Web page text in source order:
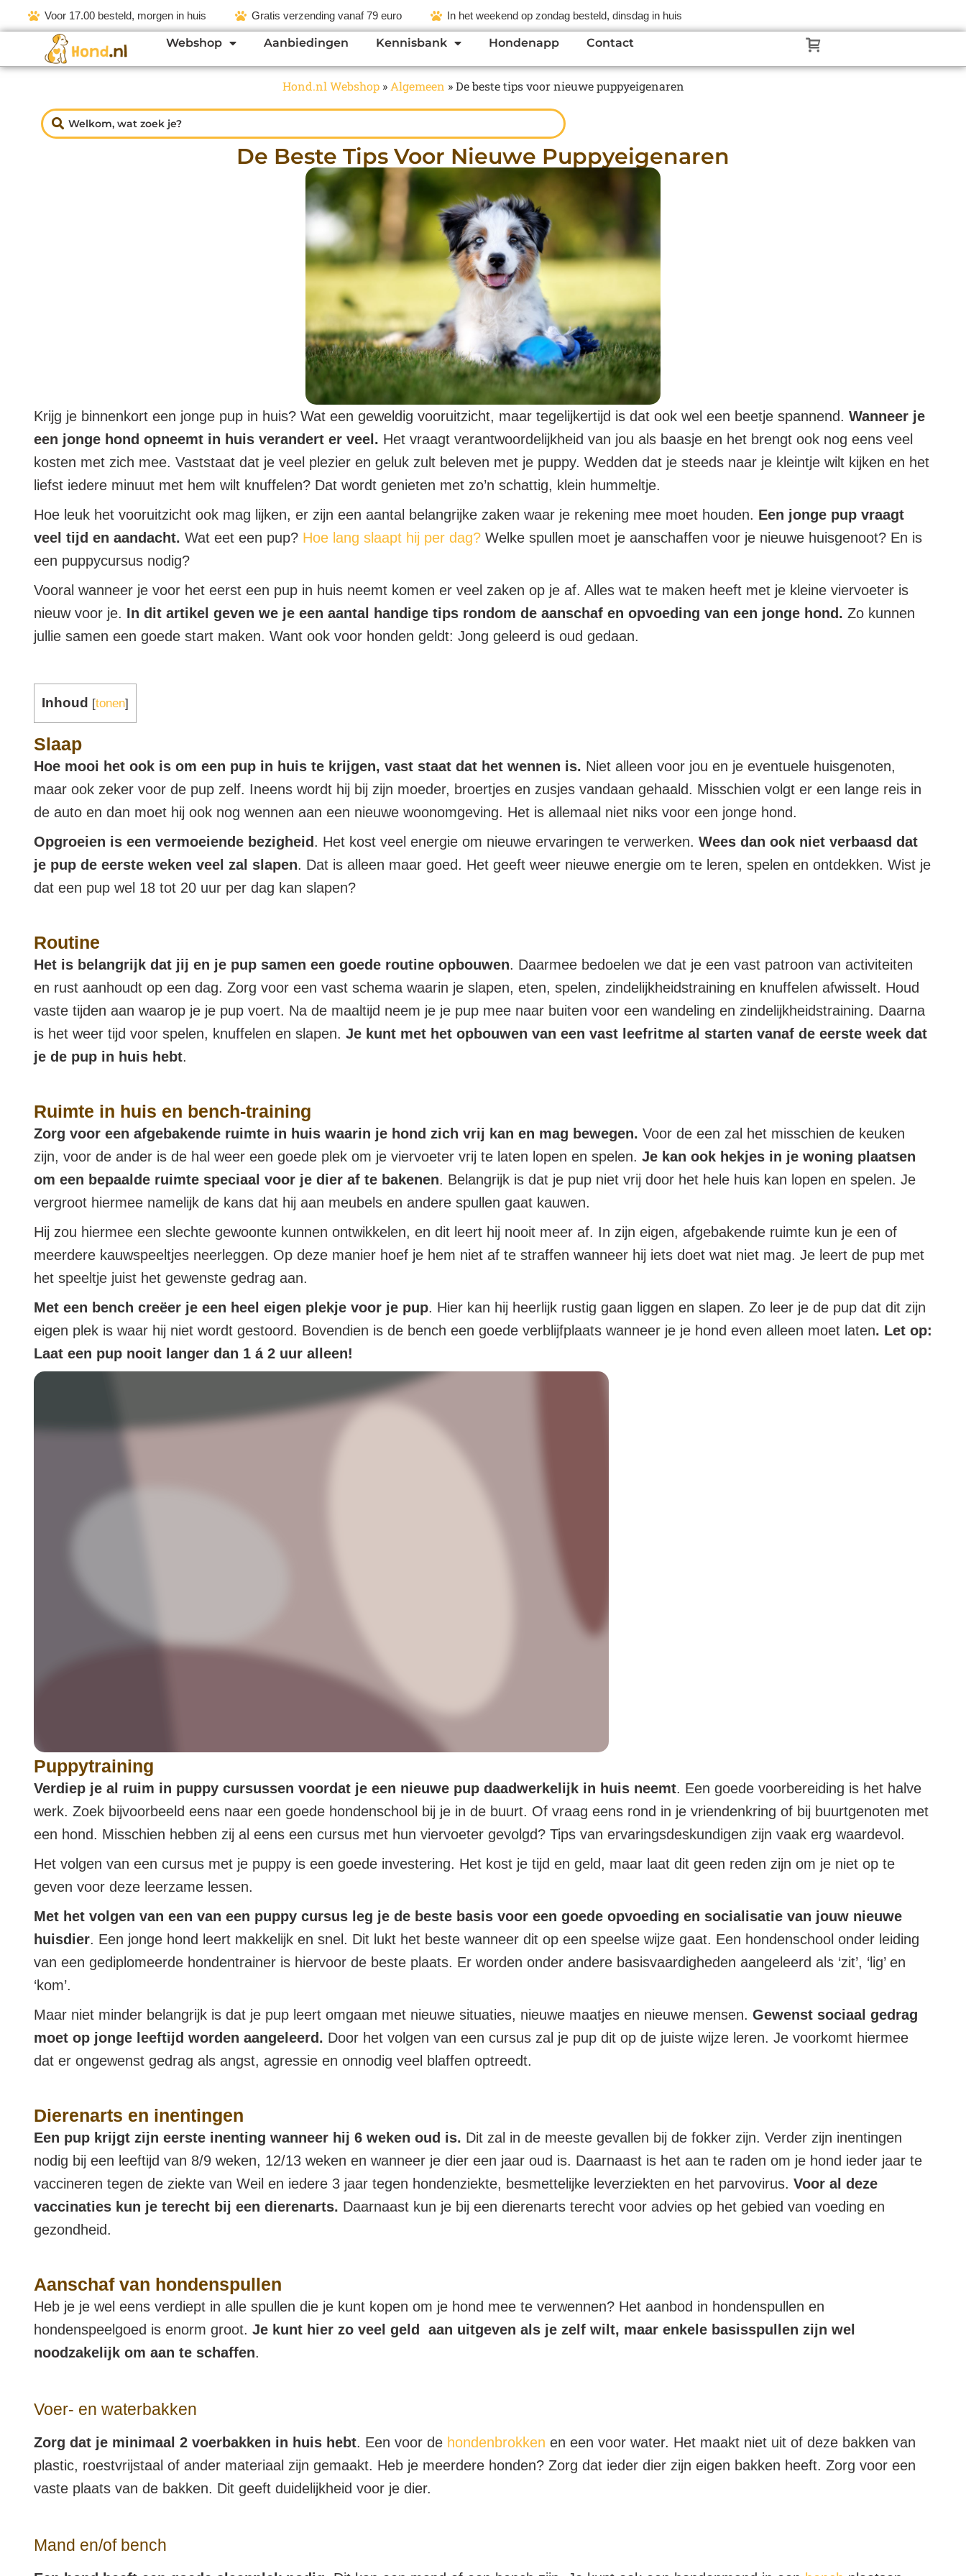
Voor 17.00 besteld, morgen in huis Gratis verzending vanaf 79 euro In het weekend op zondag besteld, dinsdag in huis
Webshop Aanbiedingen Kennisbank Hondenapp Contact
Hond.nl Webshop» Algemeen »De beste tips voor nieuwe puppyeigenaren
De Beste Tips Voor Nieuwe Puppyeigenaren
Krijg je binnenkort een jonge pup in huis? Wat een geweldig vooruitzicht, maar tegelijkertijd is dat ook wel een beetje spannend. Wanneer je
een jonge hond opneemt in huis verandert er veel. Het vraagt verantwoordelijkheid van jou als baasje en het brengt ook nog eens veel
kosten met zich mee. Vaststaat dat je veel plezier en geluk zult beleven met je puppy. Wedden dat je steeds naar je kleintje wilt kijken en het
liefst iedere minuut met hem wilt knuffelen? Dat wordt genieten met zo’n schattig, klein hummeltje.
Hoe leuk het vooruitzicht ook mag lijken, er zijn een aantal belangrijke zaken waar je rekening mee moet houden. Een jonge pup vraagt
veel tijd en aandacht. Wat eet een pup? Hoe lang slaapt hij per dag? Welke spullen moet je aanschaffen voor je nieuwe huisgenoot? En is
een puppycursus nodig?
Vooral wanneer je voor het eerst een pup in huis neemt komen er veel zaken op je af. Alles wat te maken heeft met je kleine viervoeter is
nieuw voor je. In dit artikel geven we je een aantal handige tips rondom de aanschaf en opvoeding van een jonge hond. Zo kunnen
jullie samen een goede start maken. Want ook voor honden geldt: Jong geleerd is oud gedaan.
Inhoud [tonen]
Slaap
Hoe mooi het ook is om een pup in huis te krijgen, vast staat dat het wennen is. Niet alleen voor jou en je eventuele huisgenoten,
maar ook zeker voor de pup zelf. Ineens wordt hij bij zijn moeder, broertjes en zusjes vandaan gehaald. Misschien volgt er een lange reis in
de auto en dan moet hij ook nog wennen aan een nieuwe woonomgeving. Het is allemaal niet niks voor een jonge hond.
Opgroeien is een vermoeiende bezigheid . Het kost veel energie om nieuwe ervaringen te verwerken. Wees dan ook niet verbaasd dat
je pup de eerste weken veel zal slapen. Dat is alleen maar goed. Het geeft weer nieuwe energie om te leren, spelen en ontdekken. Wist je
dat een pup wel 18 tot 20 uur per dag kan slapen?
Routine
Het is belangrijk dat jij en je pup samen een goede routine opbouwen. Daarmee bedoelen we dat je een vast patroon van activiteiten
en rust aanhoudt op een dag. Zorg voor een vast schema waarin je slapen, eten, spelen, zindelijkheidstraining en knuffelen afwisselt. Houd
vaste tijden aan waarop je je pup voert. Na de maaltijd neem je je pup mee naar buiten voor een wandeling en zindelijkheidstraining. Daarna
is het weer tijd voor spelen, knuffelen en slapen. Je kunt met het opbouwen van een vast leefritme al starten vanaf de eerste week dat
je de pup in huis hebt.
Ruimte in huis en bench-training
Zorg voor een afgebakende ruimte in huis waarin je hond zich vrij kan en mag bewegen. Voor de een zal het misschien de keuken
zijn, voor de ander is de hal weer een goede plek om je viervoeter vrij te laten lopen en spelen. Je kan ook hekjes in je woning plaatsen
om een bepaalde ruimte speciaal voor je dier af te bakenen. Belangrijk is dat je pup niet vrij door het hele huis kan lopen en spelen. Je
vergroot hiermee namelijk de kans dat hij aan meubels en andere spullen gaat kauwen.
Hij zou hiermee een slechte gewoonte kunnen ontwikkelen, en dit leert hij nooit meer af. In zijn eigen, afgebakende ruimte kun je een of
meerdere kauwspeeltjes neerleggen. Op deze manier hoef je hem niet af te straffen wanneer hij iets doet wat niet mag. Je leert de pup met
het speeltje juist het gewenste gedrag aan.
Met een bench creëer je een heel eigen plekje voor je pup. Hier kan hij heerlijk rustig gaan liggen en slapen. Zo leer je de pup dat dit zijn
eigen plek is waar hij niet wordt gestoord. Bovendien is de bench een goede verblijfplaats wanneer je je hond even alleen moet laten. Let op:
Laat een pup nooit langer dan 1 á 2 uur alleen!
Puppytraining
Verdiep je al ruim in puppy cursussen voordat je een nieuwe pup daadwerkelijk in huis neemt. Een goede voorbereiding is het halve
werk. Zoek bijvoorbeeld eens naar een goede hondenschool bij je in de buurt. Of vraag eens rond in je vriendenkring of bij buurtgenoten met
een hond. Misschien hebben zij al eens een cursus met hun viervoeter gevolgd? Tips van ervaringsdeskundigen zijn vaak erg waardevol.
Het volgen van een cursus met je puppy is een goede investering. Het kost je tijd en geld, maar laat dit geen reden zijn om je niet op te
geven voor deze leerzame lessen.
Met het volgen van een van een puppy cursus leg je de beste basis voor een goede opvoeding en socialisatie van jouw nieuwe
huisdier. Een jonge hond leert makkelijk en snel. Dit lukt het beste wanneer dit op een speelse wijze gaat. Een hondenschool onder leiding
van een gediplomeerde hondentrainer is hiervoor de beste plaats. Er worden onder andere basisvaardigheden aangeleerd als ‘zit’, ‘lig’ en
‘kom’.
Maar niet minder belangrijk is dat je pup leert omgaan met nieuwe situaties, nieuwe maatjes en nieuwe mensen. Gewenst sociaal gedrag
moet op jonge leeftijd worden aangeleerd. Door het volgen van een cursus zal je pup dit op de juiste wijze leren. Je voorkomt hiermee
dat er ongewenst gedrag als angst, agressie en onnodig veel blaffen optreedt.
Dierenarts en inentingen
Een pup krijgt zijn eerste inenting wanneer hij 6 weken oud is. Dit zal in de meeste gevallen bij de fokker zijn. Verder zijn inentingen
nodig bij een leeftijd van 8/9 weken, 12/13 weken en wanneer je dier een jaar oud is. Daarnaast is het aan te raden om je hond ieder jaar te
vaccineren tegen de ziekte van Weil en iedere 3 jaar tegen hondenziekte, besmettelijke leverziekten en het parvovirus. Voor al deze
vaccinaties kun je terecht bij een dierenarts. Daarnaast kun je bij een dierenarts terecht voor advies op het gebied van voeding en
gezondheid.
Aanschaf van hondenspullen
Heb je je wel eens verdiept in alle spullen die je kunt kopen om je hond mee te verwennen? Het aanbod in hondenspullen en
hondenspeelgoed is enorm groot. Je kunt hier zo veel geld aan uitgeven als je zelf wilt, maar enkele basisspullen zijn wel
noodzakelijk om aan te schaffen.
Voer- en waterbakken
Zorg dat je minimaal 2 voerbakken in huis hebt. Een voor de hondenbrokken en een voor water. Het maakt niet uit of deze bakken van
plastic, roestvrijstaal of ander materiaal zijn gemaakt. Heb je meerdere honden? Zorg dat ieder dier zijn eigen bakken heeft. Zorg voor een
vaste plaats van de bakken. Dit geeft duidelijkheid voor je dier.
Mand en/of bench